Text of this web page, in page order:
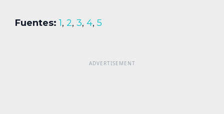
Fuentes: 1, 2, 3, 4, 5